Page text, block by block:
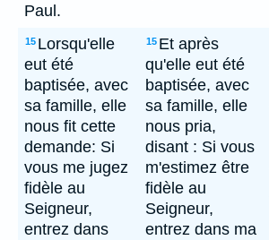
Paul.
15 Lorsqu'elle
eut été
baptisée, avec
sa famille, elle
nous fit cette
demande: Si
vous me jugez
fidèle au
Seigneur,
entrez dans
15 Et après
qu'elle eut été
baptisée, avec
sa famille, elle
nous pria,
disant : Si vous
m'estimez être
fidèle au
Seigneur,
entrez dans ma